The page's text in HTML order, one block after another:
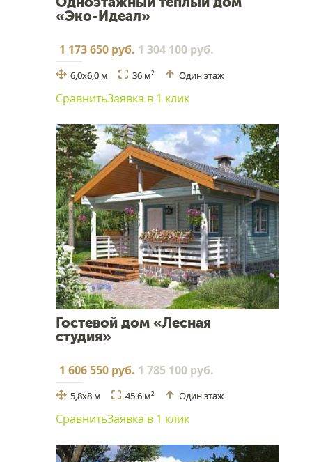
«Эко-Идеал»
1 173 650 руб. 1 304 100 руб.
6,0х6,0 м 36 м2 Один этаж
СравнитьЗаявка в 1 клик
Гостевой дом «Лесная
студия»
1 606 550 руб. 1 785 100 руб.
5,8x8 м 45.6 м2 Один этаж
СравнитьЗаявка в 1 клик